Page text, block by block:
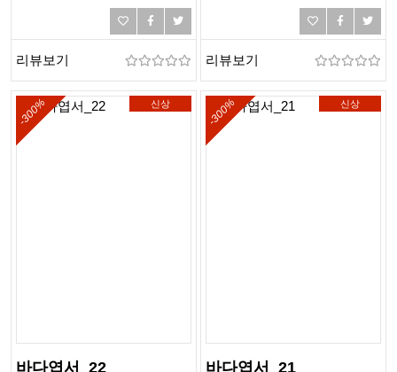
인엽서,여행엽서,여행,바다,바닷
가,해변,여름,해외여행
리뷰보기
인엽서,여행엽서,여행,바다,바닷
가,해변,여름,해외여행
리뷰보기
신상
-300%
바다엽서_22
신상
-300%
바다엽서_21